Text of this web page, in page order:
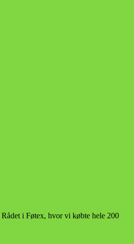
i Føtex, hvor vi købte hele 200